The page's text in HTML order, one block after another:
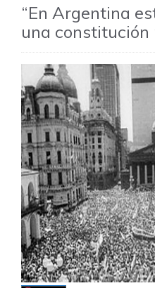
“En Argentina
una